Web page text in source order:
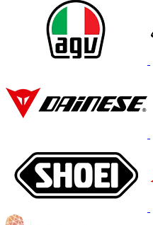
izberete
na
strani